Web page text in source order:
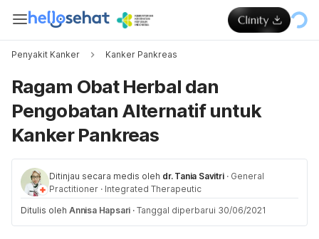
Penyakit Kanker Kanker Pankreas
Ragam Obat Herbal dan
Pengobatan Alternatif untuk
Kanker Pankreas
Ditinjau secara medis oleh dr. Tania Savitri · General
Practitioner · Integrated Therapeutic
Ditulis oleh Annisa Hapsari · Tanggal diperbarui 30/06/2021